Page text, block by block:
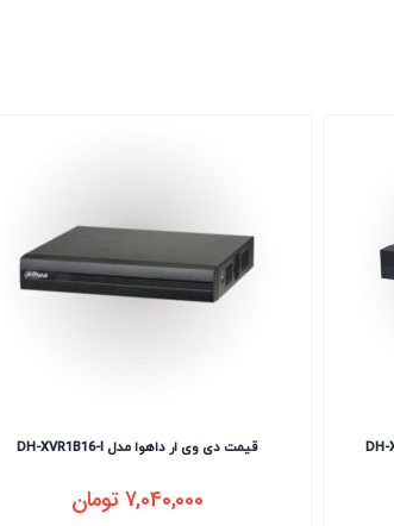
قیمت دی وی ار داهوا مدل DH-XVR1B16-I
7,040,000تومان